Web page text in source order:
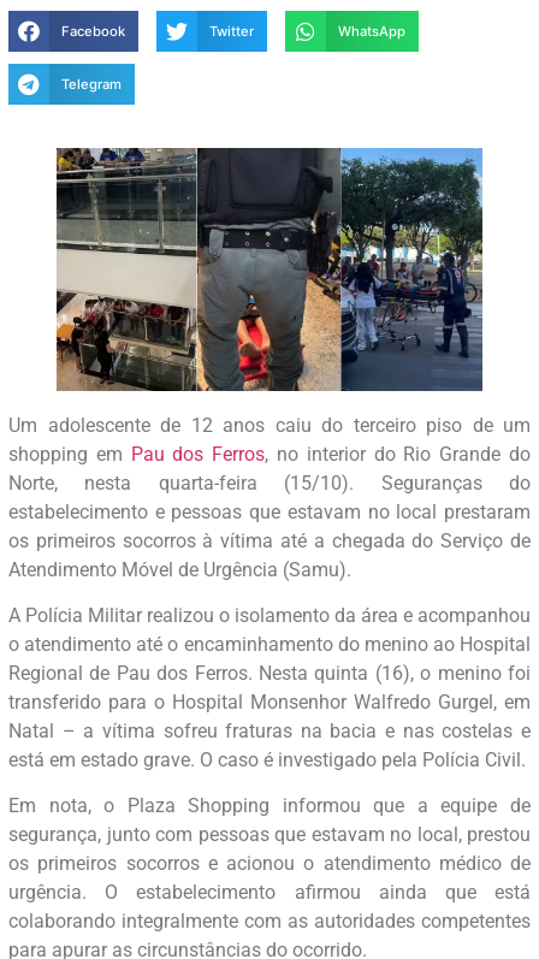
Facebook Twitter WhatsApp
Telegram
Um adolescente de 12 anos caiu do terceiro piso de um
shopping em Pau dos Ferros, no interior do Rio Grande do
Norte, nesta quarta-feira (15/10). Seguranças do
estabelecimento e pessoas que estavam no local prestaram
os primeiros socorros à vítima até a chegada do Serviço de
Atendimento Móvel de Urgência (Samu).
A Polícia Militar realizou o isolamento da área e acompanhou
o atendimento até o encaminhamento do menino ao Hospital
Regional de Pau dos Ferros. Nesta quinta (16), o menino foi
transferido para o Hospital Monsenhor Walfredo Gurgel, em
Natal – a vítima sofreu fraturas na bacia e nas costelas e
está em estado grave. O caso é investigado pela Polícia Civil.
Em nota, o Plaza Shopping informou que a equipe de
segurança, junto com pessoas que estavam no local, prestou
os primeiros socorros e acionou o atendimento médico de
urgência. O estabelecimento afirmou ainda que está
colaborando integralmente com as autoridades competentes
para apurar as circunstâncias do ocorrido.